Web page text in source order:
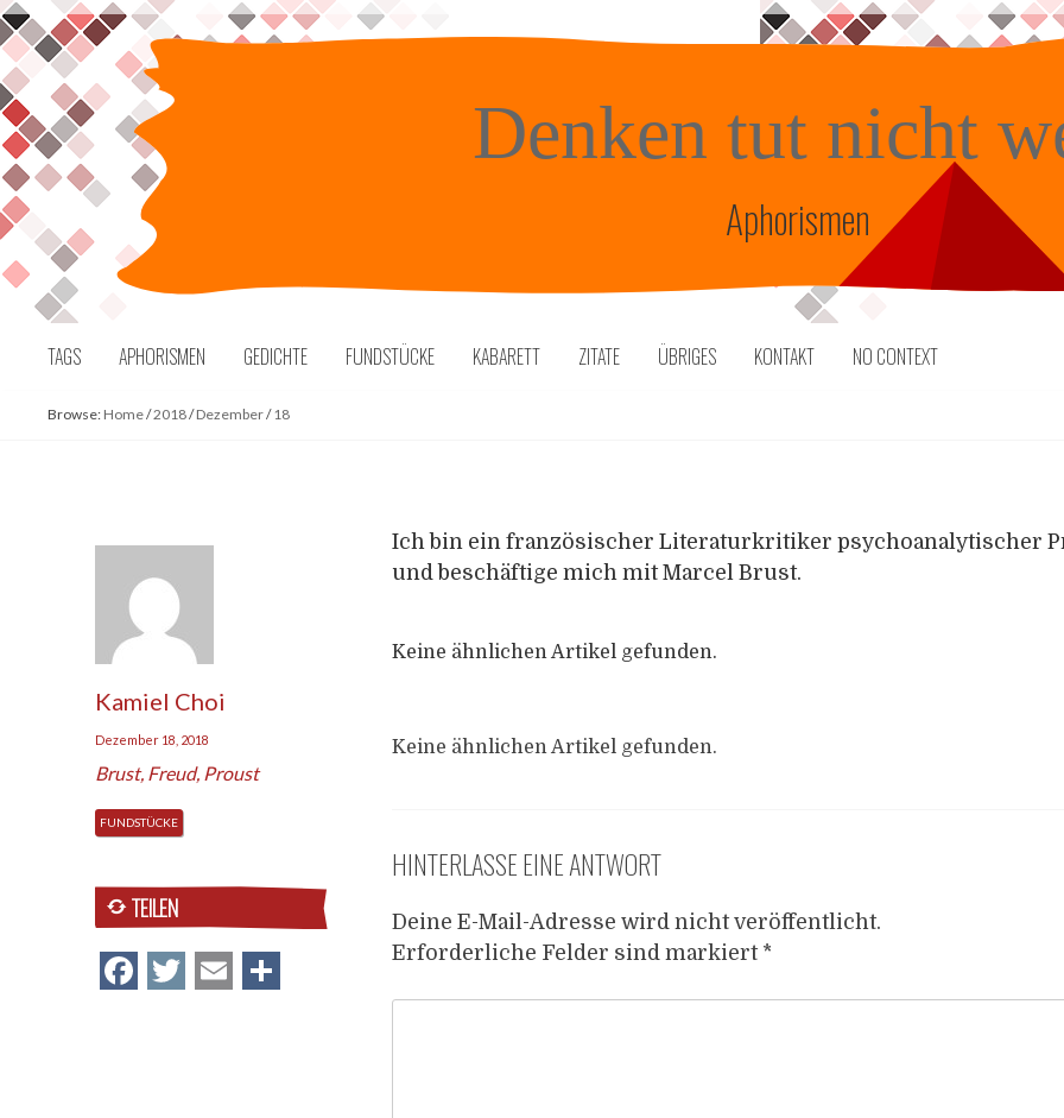
Skip
to
content
Denken tut nicht
Aphorismen
TAGS APHORISMEN GEDICHTE FUNDSTÜCKE KABARETT ZITATE ÜBRIGES KONTAKT NO CONTEXT
Browse: Home/2018/Dezember/18
Kamiel Choi
Dezember 18, 2018
Brust, Freud, Proust
FUNDSTÜCKE
TEILEN
Facebook
Twitter
Email
Ich bin ein französischer Literaturkritiker psychoanalytischer
und beschäftige mich mit Marcel Brust.
Keine ähnlichen Artikel gefunden.
Keine ähnlichen Artikel gefunden.
HINTERLASSE EINE ANTWORT
Deine E-Mail-Adresse wird nicht veröffentlicht.
Erforderliche Felder sind markiert *